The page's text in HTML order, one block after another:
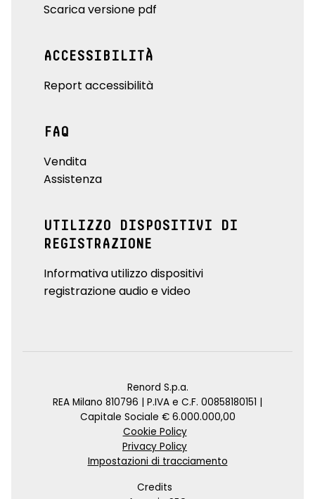
Scarica versione pdf
ACCESSIBILITÀ
Report accessibilità
FAQ
Vendita
Assistenza
UTILIZZO DISPOSITIVI DI
REGISTRAZIONE
Informativa utilizzo dispositivi
registrazione audio e video
Renord S.p.a.
REA Milano 810796 | P.IVA e C.F. 00858180151 |
Capitale Sociale € 6.000.000,00
Cookie Policy
Privacy Policy
Impostazioni di tracciamento
Credits